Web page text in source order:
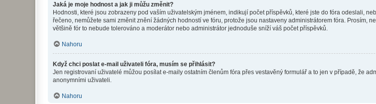
Jaká je moje hodnost a jak ji můžu změnit?
Hodnosti, které jsou zobrazeny pod vaším uživatelským jménem, indikují počet příspěvků, které jste do fóra odeslali,
řečeno, nemůžete sami změnit znění žádných hodností ve fóru, protože jsou nastaveny administrátorem fóra. Prosím,
většině fór to nebude tolerováno a moderátor nebo administrátor jednoduše sníží váš počet příspěvků.
Nahoru
Když chci poslat e-mail uživateli fóra, musím se přihlásit?
Jen registrovaní uživatelé můžou posílat e-maily ostatním členům fóra přes vestavěný formulář a to jen v případě, že
anonymními uživateli.
Nahoru